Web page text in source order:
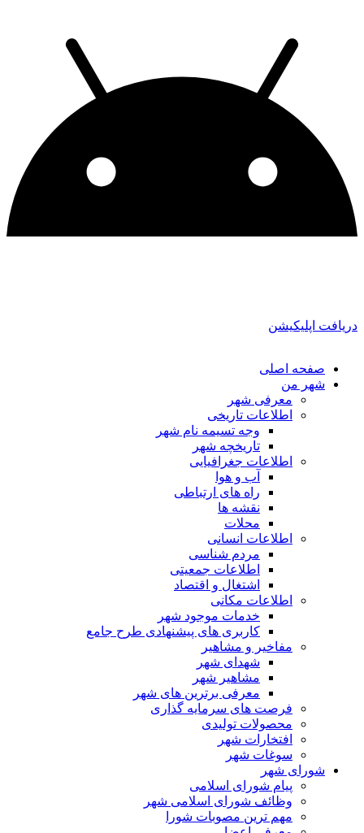
دریافت اپلیکیشن
صفحه اصلی
شهر من
معرفی شهر
اطلاعات تاریخی
وجه تسیمه نام شهر
تاریخچه شهر
اطلاعات جغرافیایی
آب و هوا
راه های ارتباطی
نقشه ها
محلات
اطلاعات انسانی
مردم شناسی
اطلاعات جمعیتی
اشتغال و اقتصاد
اطلاعات مکانی
خدمات موجود شهر
کاربری های پیشنهادی طرح جامع
مفاخیر و مشاهیر
شهدای شهر
مشاهیر شهر
معرفی برترین های شهر
فرصت های سرمایه گذاری
محصولات تولیدی
افتخارات شهر
سوغات شهر
شورای شهر
پیام شورای اسلامی
وظائف شورای اسلامی شهر
مهم ترین مصوبات شورا